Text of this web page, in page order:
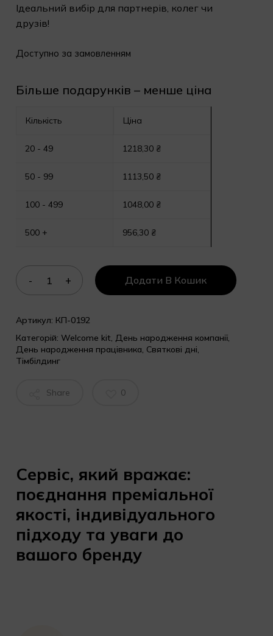
Ідеальний вибір для партнерів, колег чи
друзів!
Доступно за замовленням
Більше подарунків – менше ціна
Кількість
20 - 49
50 - 99
100 - 499
500 +
Ціна
1218,30 ₴
1113,50 ₴
1048,00 ₴
956,30 ₴
Додати В Кошик
Артикул: КП-0192
Категорій: Welcome kit, День народження компанії,
День народження працівника, Святкові дні,
Тімбілдинг
Share 0
Сервіс, який вражає:
поєднання преміальної
якості, індивідуального
підходу та уваги до
вашого бренду